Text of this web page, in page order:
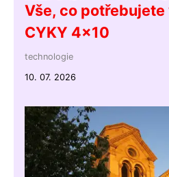
Vše, co
CYKY 4x10
technologie
10. 07. 2026